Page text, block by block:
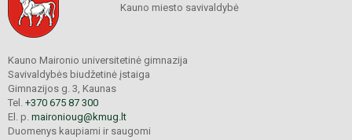
Kauno miesto savivaldybė
Kauno Maironio universitetinė gimnazija
Savivaldybės biudžetinė įstaiga
Gimnazijos g. 3, Kaunas
Tel. +370 675 87 300
El. p. maironioug@kmug.lt
Duomenys kaupiami ir saugomi